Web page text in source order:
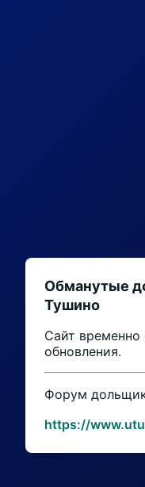
Обманутые
Тушино
Сайт временно
обновления.
Форум
https://